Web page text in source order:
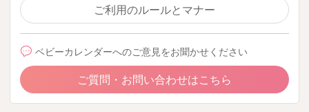
ご利用のルールとマナー
ベビーカレンダーへのご意見をお聞かせください
ご質問・お問い合わせはこちら